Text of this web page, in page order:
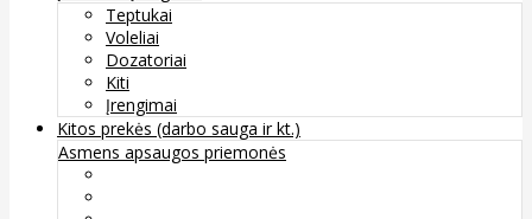
Teptukai
Voleliai
Dozatoriai
Kiti
Įrengimai
Kitos prekės (darbo sauga ir kt.)
Asmens apsaugos priemonės